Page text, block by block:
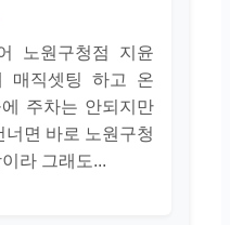
노원구청점 지윤
매직셋팅 하고 온
주차는 안되지만
면 바로 노원구청
라 그래도...